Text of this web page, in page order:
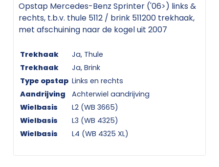
Opstap Mercedes-Benz Sprinter ('06>) links &
rechts, t.b.v. thule 5112 / brink 511200 trekhaak,
met afschuining naar de kogel uit 2007
Trekhaak
Ja, Thule
Trekhaak
Ja, Brink
Type opstap Links en rechts
Aandrijving
Achterwiel aandrijving
Wielbasis
L2 (WB 3665)
Wielbasis
L3 (WB 4325)
Wielbasis
L4 (WB 4325 XL)